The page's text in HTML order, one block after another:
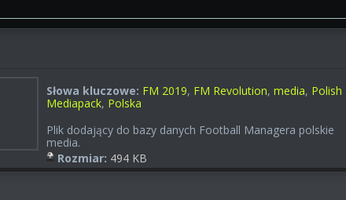
Słowa kluczowe: FM 2019, FM Revolution, media, Polish
Mediapack, Polska
Plik dodający do bazy danych Football Managera polskie
media.
Rozmiar: 494 KB